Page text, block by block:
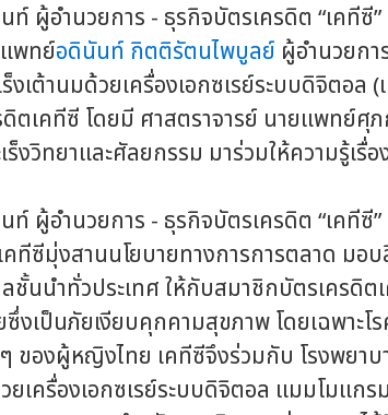
อำนวยการ - ธุรกิจบัตรเครดิต “เคทีซี”
พทย์อดินันท์ กิตติรัตนไพบูลย์ ผู้อำนวยกา
เต้านมด้วยเครื่องเอกซเรย์ระบบดิจิตอล
ตเคทีซี โดยมี ศาสตราจารย์ นายแพทย์ศุ
งวิทยาและศัลยกรรม มาร่วมให้ความรู้เรื่อ
อำนวยการ - ธุรกิจบัตรเครดิต “เคทีซี”
คทีซีมุ่งสานนโยบายทางการการตลาด มอ
ชั้นนำทั่วประเทศ ให้กับสมาชิกบัตรเครดิต
เป็นภัยเงียบคุกคามสุขภาพ โดยเฉพาะโร
ของผู้หญิงไทย เคทีซีจึงร่วมกับ โรงพยา
ยเครื่องเอกซเรย์ระบบดิจิตอล แมมโมแกร